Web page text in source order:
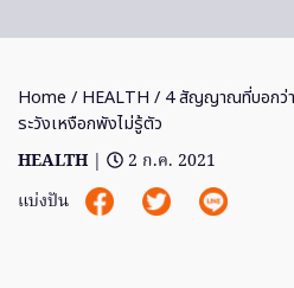
Home / HEALTH / 4 สัญญาณที่บอกว่
ระวังเหงือกพังไม่รู้ตัว
HEALTH |
2 ก.ค. 2021
แบ่งปัน